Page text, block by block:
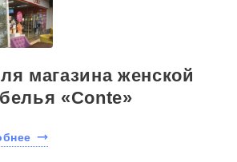
магазина женской
«Conte»